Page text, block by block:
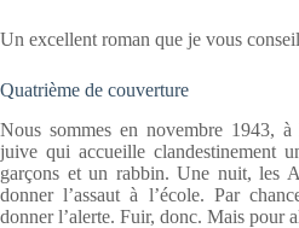
Un excellent roman que je vous
Quatrième de couverture
Nous sommes en novembre 1943,
juive qui accueille clandestinement
garçons et un rabbin. Une nuit, les
donner l’assaut à l’école. Par
donner l’alerte. Fuir, donc. Mais pour